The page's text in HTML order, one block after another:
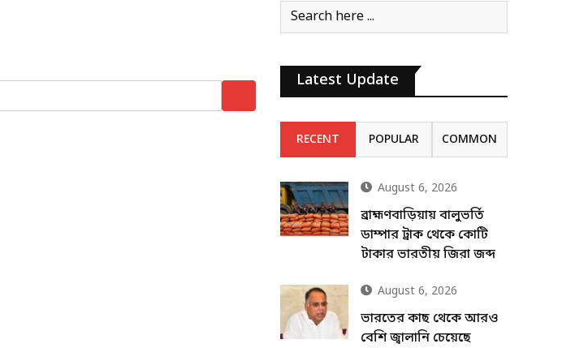
Latest Update
RECENT POPULAR COMMON
August 6, 2026
ব্রাহ্মণবাড়িয়ায় বালুভর্তি
ডাম্পার ট্রাক থেকে কোটি
টাকার ভারতীয় জিরা জব্দ
August 6, 2026
ভারতের কাছ থেকে আরও
বেশি জ্বালানি চেয়েছে